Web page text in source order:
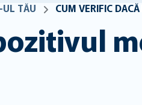
UL TĂU CUM VERIFIC